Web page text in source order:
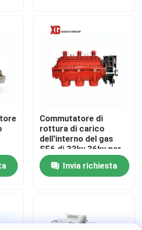
di carico dell'aria
di comando di distribuzione
Commutatore di
rottura di carico
dell'interno del gas
SF6 di 33kv 36kv per
distribuzione
secondariaInvia richiesta